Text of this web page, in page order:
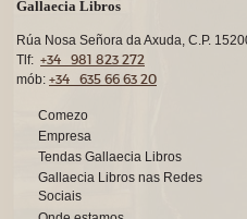
Gallaecia Libros
Rúa Nosa Señora da Axuda, C.P.
Tlf: +34 981 823 272
mób: +34 635 66 63 20
Comezo
Empresa
Tendas Gallaecia Libros
Gallaecia Libros nas Redes
Sociais